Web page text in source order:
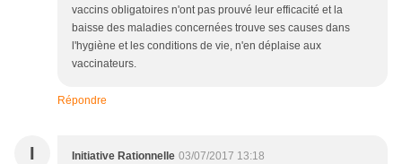
vaccins obligatoires n'ont pas prouvé leur efficacité et la
baisse des maladies concernées trouve ses causes dans
l'hygiène et les conditions de vie, n'en déplaise aux
vaccinateurs.
Répondre
I Initiative Rationnelle 03/07/2017 13:18